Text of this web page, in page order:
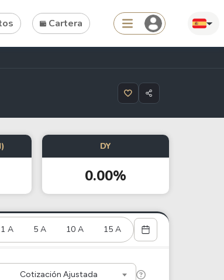
Cartera
Tools
Stock Rankings
ETF Rankings
Crypto Rankings
DY
0.00%
1 A 5 A 10 A 15 A
Cotización Ajustada